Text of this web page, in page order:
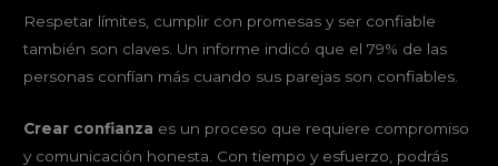
Respetar límites, cumplir con promesas y ser confiable
también son claves. Un informe indicó que el 79% de las
personas confían más cuando sus parejas son confiables.
Crear confianza es un proceso que requiere compromiso
y comunicación honesta. Con tiempo y esfuerzo, podrás